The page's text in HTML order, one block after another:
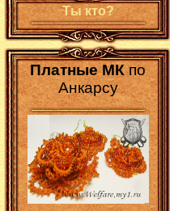
Ты кто?
Платные МКпо
Анкарсу